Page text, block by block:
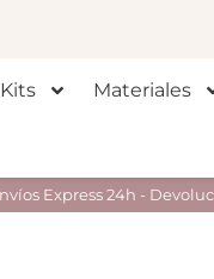
Kits Materiales
Express 24h -